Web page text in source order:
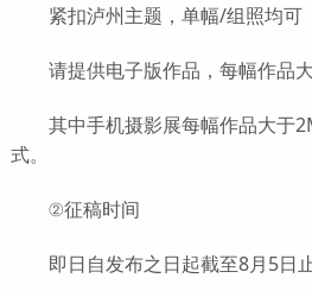
紧扣泸州主题，单幅/组照均可
请提供电子版作品，每幅作品大
其中手机摄影展每幅作品大于
式。
②征稿时间
即日自发布之日起截至8月5日止